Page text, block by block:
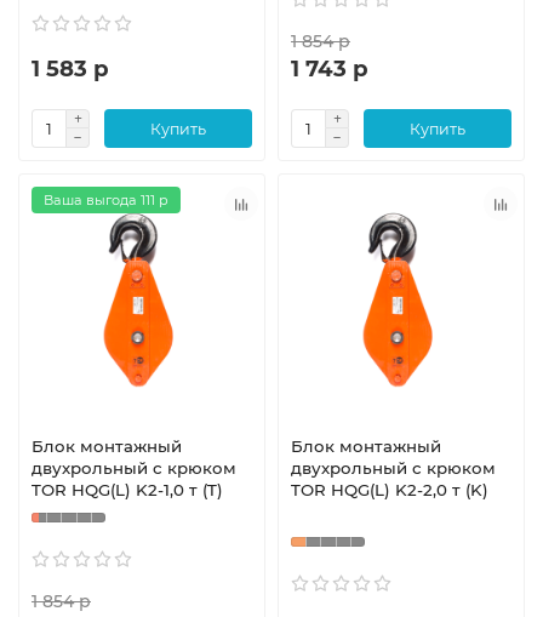
1 583 р
Купить
1 854 р
1 743 р
Купить
Ваша выгода 111 р
Блок монтажный
двухрольный с крюком
TOR HQG(L) K2-1,0 т (T)
1 854 р
Блок монтажный
двухрольный с крюком
TOR HQG(L) K2-2,0 т (K)